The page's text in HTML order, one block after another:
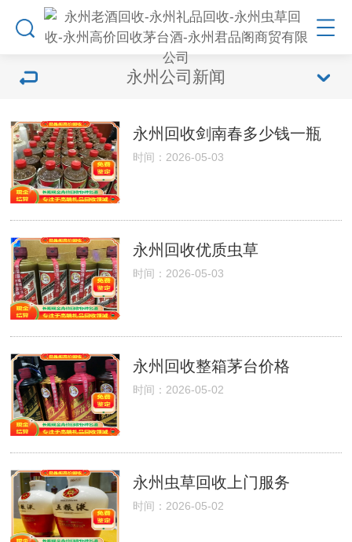
永州公司新闻
永州回收剑南春多少钱一瓶
时间：2026-05-03
永州回收优质虫草
时间：2026-05-03
永州回收整箱茅台价格
时间：2026-05-02
永州虫草回收上门服务
时间：2026-05-02